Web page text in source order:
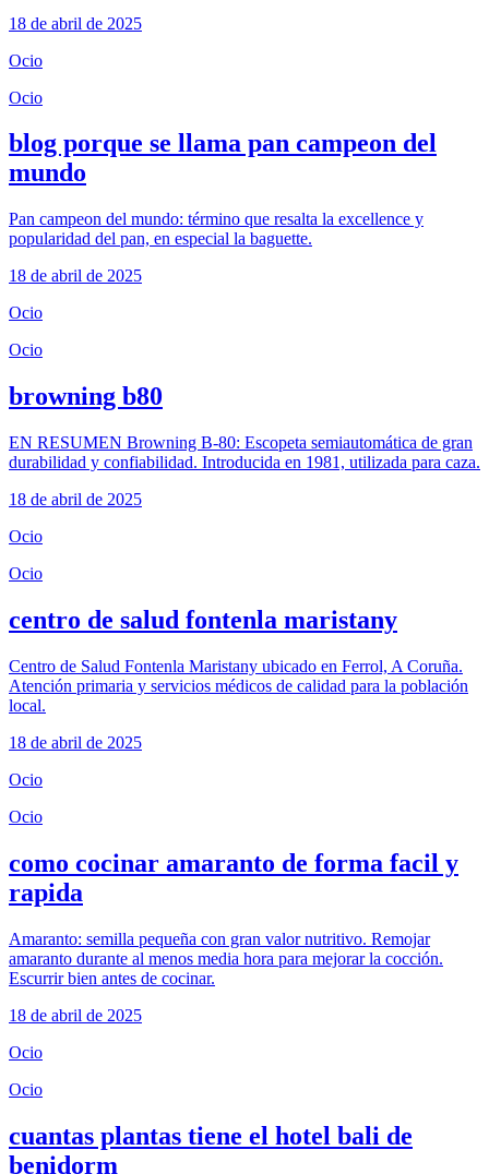
18 de abril de 2025
Ocio
Ocio
blog porque se llama pan campeon del
mundo
Pan campeon del mundo: término que resalta la excellence y
popularidad del pan, en especial la baguette.
18 de abril de 2025
Ocio
Ocio
browning b80
EN RESUMEN Browning B-80: Escopeta semiautomática de gran
durabilidad y confiabilidad. Introducida en 1981, utilizada para caza.
18 de abril de 2025
Ocio
Ocio
centro de salud fontenla maristany
Centro de Salud Fontenla Maristany ubicado en Ferrol, A Coruña.
Atención primaria y servicios médicos de calidad para la población
local.
18 de abril de 2025
Ocio
Ocio
como cocinar amaranto de forma facil y
rapida
Amaranto: semilla pequeña con gran valor nutritivo. Remojar
amaranto durante al menos media hora para mejorar la cocción.
Escurrir bien antes de cocinar.
18 de abril de 2025
Ocio
Ocio
cuantas plantas tiene el hotel bali de
benidorm